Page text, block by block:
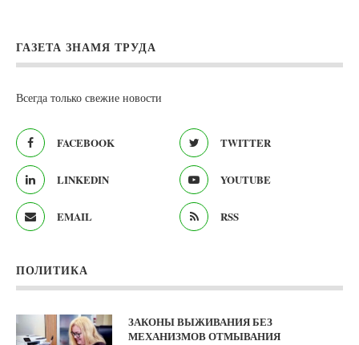
ГАЗЕТА ЗНАМЯ ТРУДА
Всегда только свежие новости
FACEBOOK TWITTER
LINKEDIN YOUTUBE
EMAIL RSS
ПОЛИТИКА
ЗАКОНЫ ВЫЖИВАНИЯ БЕЗ
МЕХАНИЗМОВ ОТМЫВАНИЯ